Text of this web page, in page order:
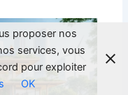
proposer nos
services, vous
pour exploiter
OK